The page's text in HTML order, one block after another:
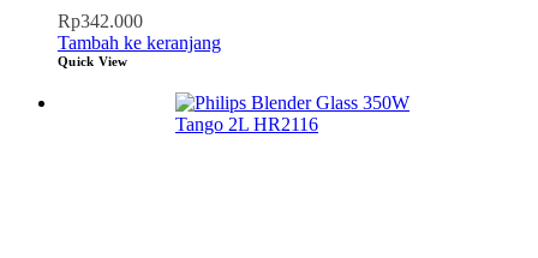
Rp342.000
Tambah ke keranjang
Quick View